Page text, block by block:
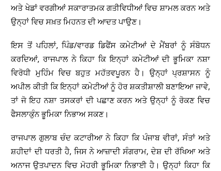
ਅਤੇ ਖੇਡਾਂ ਵਰਗੀਆਂ ਸਕਾਰਾਤਮਕ ਗਤੀਵਿਧੀਆਂ ਵਿਚ ਸ਼ਾਮਲ ਕਰਨ ਅਤੇ
ਉਨ੍ਹਾਂ ਵਿਚ ਸਖ਼ਤ ਮਿਹਨਤ ਦੀ ਆਦਤ ਪਾਉਣ।
ਇਸ ਤੋਂ ਪਹਿਲਾਂ, ਪਿੰਡ/ਵਾਰਡ ਡਿਫੈਂਸ ਕਮੇਟੀਆਂ ਦੇ ਮੈਂਬਰਾਂ ਨੂੰ ਸੰਬੋਧਨ
ਕਰਦਿਆਂ, ਰਾਜਪਾਲ ਨੇ ਕਿਹਾ ਕਿ ਇਨ੍ਹਾਂ ਕਮੇਟੀਆਂ ਦੀ ਭੂਮਿਕਾ ਨਸ਼ਾ
ਵਿਰੋਧੀ ਮੁਹਿੰਮ ਵਿਚ ਬਹੁਤ ਮਹੱਤਵਪੂਰਨ ਹੈ। ਉਨ੍ਹਾਂ ਪ੍ਰਸ਼ਾਸਨ ਨੂੰ
ਅਪੀਲ ਕੀਤੀ ਕਿ ਇਨ੍ਹਾਂ ਕਮੇਟੀਆਂ ਨੂੰ ਹੋਰ ਸ਼ਕਤੀਸ਼ਾਲੀ ਬਣਾਇਆ ਜਾਵੇ,
ਤਾਂ ਜੋ ਇਹ ਨਸ਼ਾ ਤਸਕਰਾਂ ਦੀ ਪਛਾਣ ਕਰਨ ਅਤੇ ਉਨ੍ਹਾਂ ਨੂੰ ਰੋਕਣ ਵਿਚ
ਫੈਸਲਾਕੁੰਨ ਭੂਮਿਕਾ ਨਿਭਾਅ ਸਕਣ।
ਰਾਜਪਾਲ ਗੁਲਾਬ ਚੰਦ ਕਟਾਰੀਆ ਨੇ ਕਿਹਾ ਕਿ ਪੰਜਾਬ ਵੀਰਾਂ, ਸੰਤਾਂ ਅਤੇ
ਸ਼ਹੀਦਾਂ ਦੀ ਧਰਤੀ ਹੈ, ਜਿਸ ਨੇ ਆਜ਼ਾਦੀ ਸੰਗਰਾਮ, ਦੇਸ਼ ਦੀ ਰੱਖਿਆ ਅਤੇ
ਅਨਾਜ ਉਤਪਾਦਨ ਵਿਚ ਮੋਹਰੀ ਭੂਮਿਕਾ ਨਿਭਾਈ ਹੈ। ਉਨ੍ਹਾਂ ਕਿਹਾ ਕਿ